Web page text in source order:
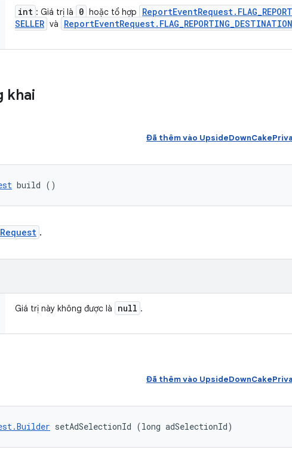
int : Giá trị là 0 hoặc tổ hợp ReportEventRequest. FLAG_
SELLER và ReportEventRequest. FLAG_REPORTING_DESTINATION
khai
Đã thêm vào
build ()
.
Giá trị này không được là null .
Đã thêm vào
setAdSelectionId (long adSelectionId)